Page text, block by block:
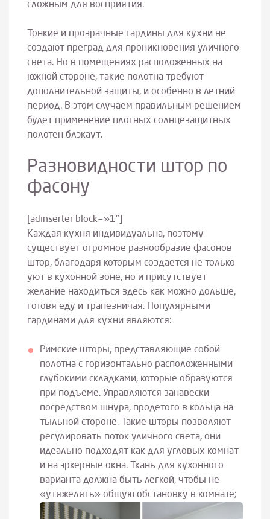
сложным для восприятия.
Тонкие и прозрачные гардины для кухни не
создают преград для проникновения уличного
света. Но в помещениях расположенных на
южной стороне, такие полотна требуют
дополнительной защиты, и особенно в летний
период. В этом случаем правильным решением
будет применение плотных солнцезащитных
полотен блэкаут.
Разновидности штор по
фасону
[adinserter block=»1″]
Каждая кухня индивидуальна, поэтому
существует огромное разнообразие фасонов
штор, благодаря которым создается не только
уют в кухонной зоне, но и присутствует
желание находиться здесь как можно дольше,
готовя еду и трапезничая. Популярными
гардинами для кухни являются:
Римские шторы, представляющие собой
полотна с горизонтально расположенными
глубокими складками, которые образуются
при подъеме. Управляются занавески
посредством шнура, продетого в кольца на
тыльной стороне. Такие шторы позволяют
регулировать поток уличного света, они
идеально подходят как для угловых комнат
и на эркерные окна. Ткань для кухонного
варианта должна быть легкой, чтобы не
«утяжелять» общую обстановку в комнате;